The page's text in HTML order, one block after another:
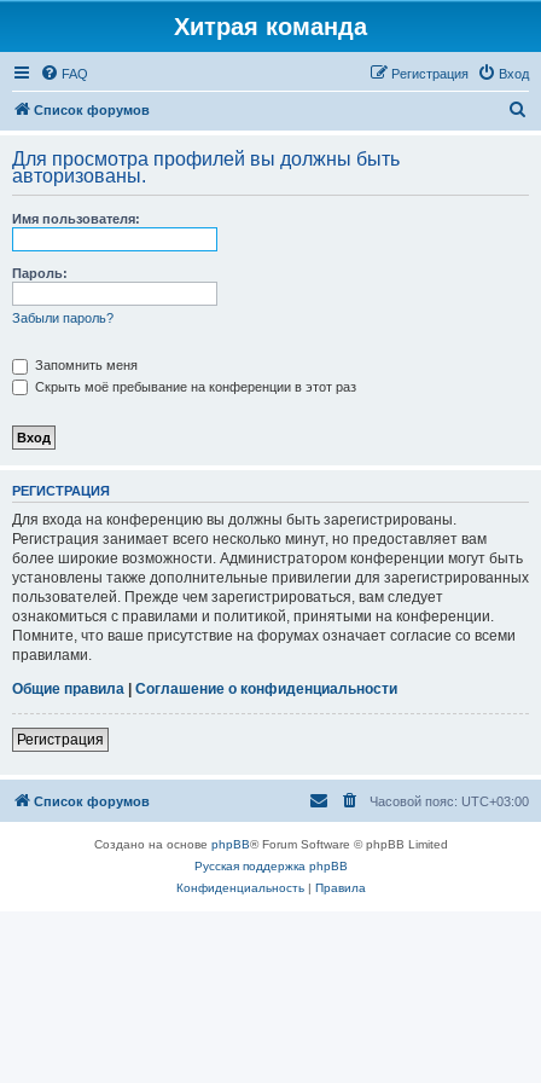
Хитрая команда
FAQ Вход
Регистрация
Список форумов
с
Для просмотра профилей вы должны быть
авторизованы.
Имя пользователя:
Пароль:
Забыли пароль?
Запомнить меня
Скрыть моё пребывание на конференции в этот раз
РЕГИСТРАЦИЯ
Для входа на конференцию вы должны быть зарегистрированы.
Регистрация занимает всего несколько минут, но предоставляет вам
более широкие возможности. Администратором конференции могут быть
установлены также дополнительные привилегии для зарегистрированных
пользователей. Прежде чем зарегистрироваться, вам следует
ознакомиться с правилами и политикой, принятыми на конференции.
Помните, что ваше присутствие на форумах означает согласие со всеми
правилами.
Общие правила | Соглашение о конфиденциальности
Регистрация
Список форумов Часовой пояс: UTC+03:00
Создано на основе phpBB® Forum Software © phpBB Limited
Русская поддержка phpBB
Конфиденциальность| Правила